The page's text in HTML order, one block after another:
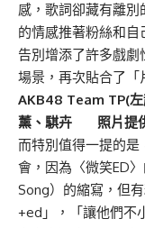
感，歌詞卻藏有離
的情感推著粉絲和
告別增添了許多戲劇
場景，再次貼合了「
AKB48 Team TP(左
薰、騏卉 照片提
而特別值得一提的
會，因為〈微笑ED
Song）的縮寫，但
+ed」，「讓他們不